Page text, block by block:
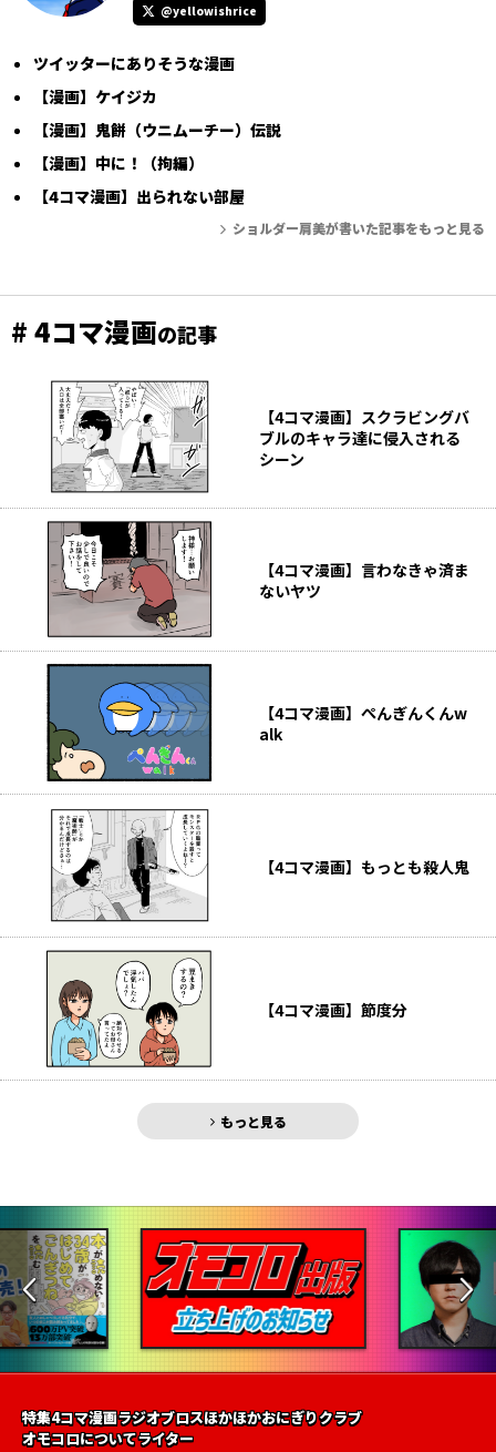
@yellowishrice
ツイッターにありそうな漫画
【漫画】ケイジカ
【漫画】鬼餅（ウニムーチー）伝説
【漫画】中に！（拘編）
【4コマ漫画】出られない部屋
ショルダー肩美が書いた記事をもっと見る
# 4コマ漫画の記事
【4コマ漫画】スクラビングバ
ブルのキャラ達に侵入される
シーン
【4コマ漫画】言わなきゃ済ま
ないヤツ
【4コマ漫画】ぺんぎんくんw
alk
【4コマ漫画】もっとも殺人鬼
【4コマ漫画】節度分
もっと見る
特集4コマ漫画ラジオブロスほかほかおにぎりクラブ
オモコロについてライター